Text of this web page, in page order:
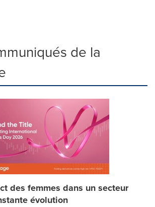
de la
des femmes dans un secteur
évolution